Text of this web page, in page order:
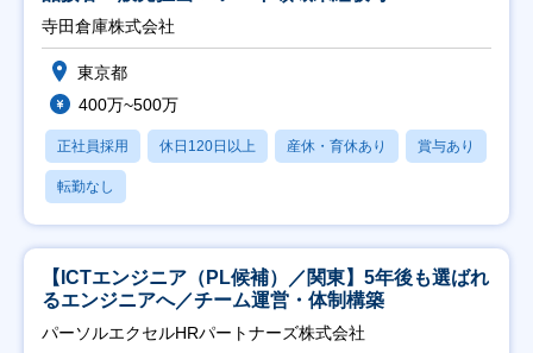
寺田倉庫株式会社
東京都
400万~500万
正社員採用 休日120日以上 産休・育休あり 賞与あり
転勤なし
【ICTエンジニア（PL候補）／関東】5年後も選ばれ
るエンジニアへ／チーム運営・体制構築
パーソルエクセルHRパートナーズ株式会社